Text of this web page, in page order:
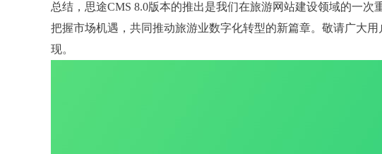
总结，思途CMS 8.0版本的推出是我们在旅游网站建设领域的一
把握市场机遇，共同推动旅游业数字化转型的新篇章。敬请广大
现。